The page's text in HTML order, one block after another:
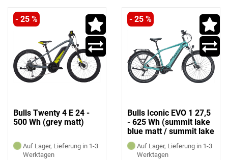
- 25 %
Bulls Twenty 4 E 24 -
500 Wh (grey matt)
Auf Lager, Lieferung in 1-3
Werktagen
- 25 %
Bulls Iconic EVO 1 27,5
- 625 Wh (summit lake
blue matt / summit lake
blue)
Auf Lager, Lieferung in 1-3
Werktagen